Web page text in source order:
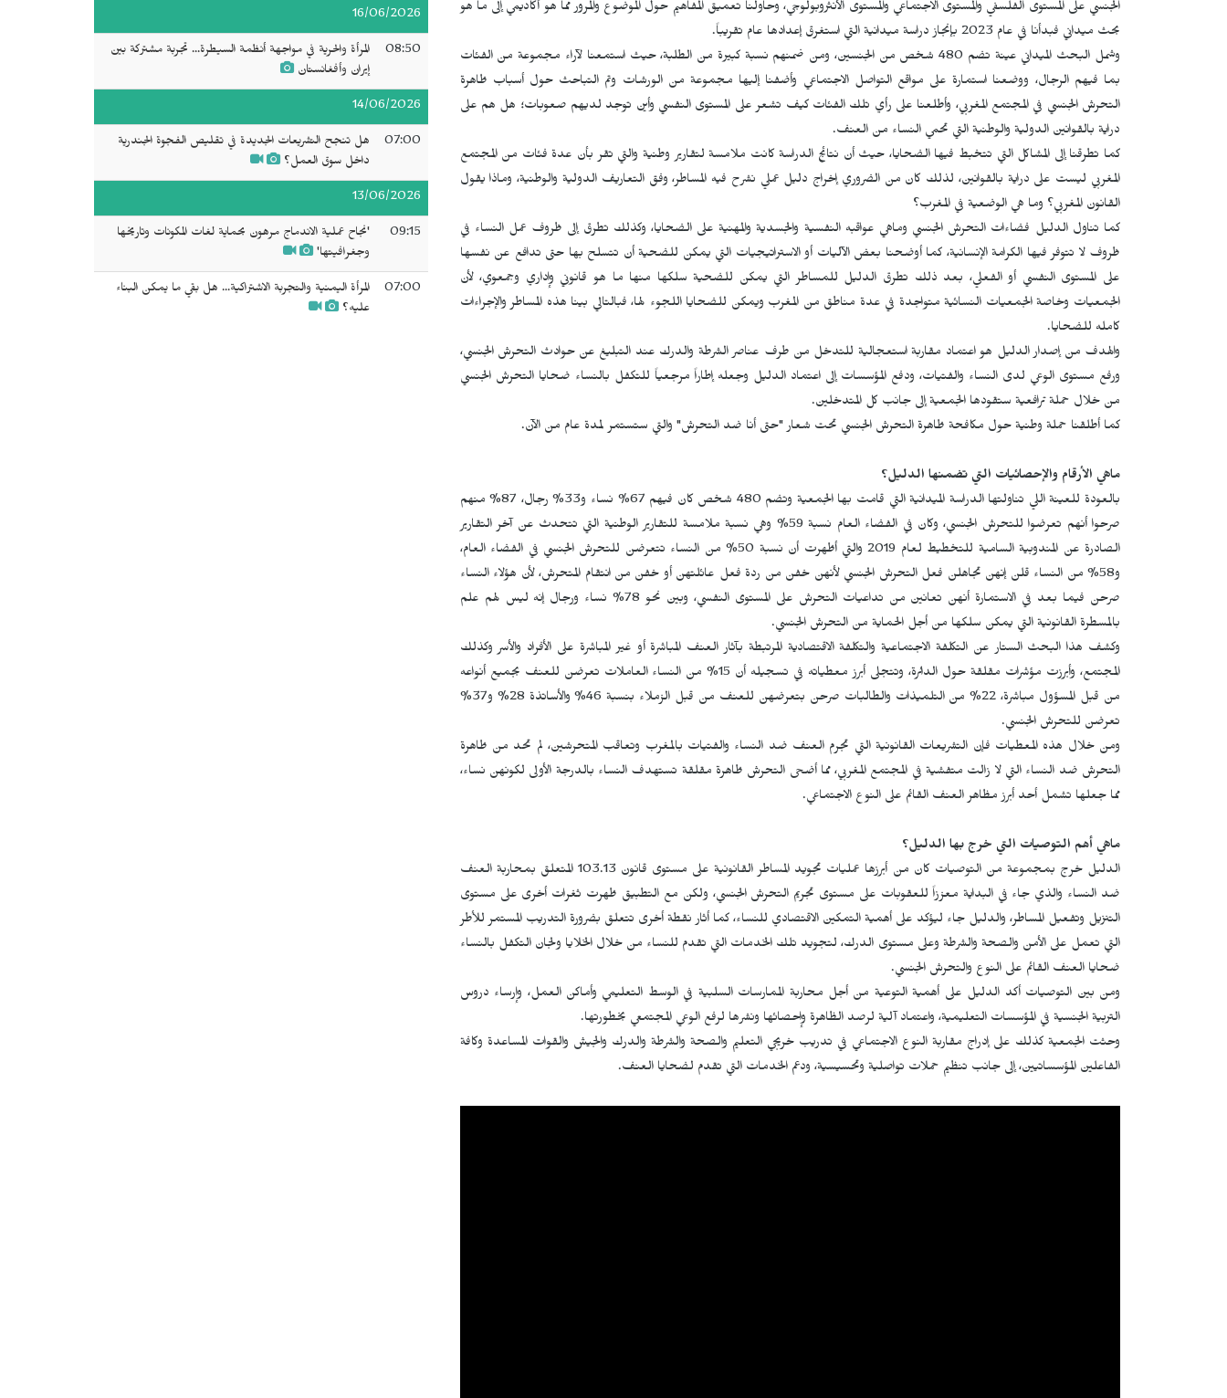
الجنسي على المستوى الفلسفي والمستوى الاجتماعي والمستوى الأنثروبولوجي، وحاولنا تعميق المفاهيم حول الموضوع والمرور مما هو أكاديمي إلى ما هو
بحث ميداني فبدأنا في عام 2023 بإنجاز دراسة ميدانية التي استغرق إعدادها عام تقريباً.
وشمل البحث الميداني عينة تضم 480 شخص من الجنسين، ومن ضمنهم نسبة كبيرة من الطلبة، حيث استمعنا لآراء مجموعة من الفئات
بما فيهم الرجال، ووضعنا استمارة على مواقع التواصل الاجتماعي وأضفنا إليها مجموعة من الورشات وتم التباحث حول أسباب ظاهرة
التحرش الجنسي في المجتمع المغربي، وأطلعنا على رأي تلك الفئات كيف تشعر على المستوى النفسي وأين توجد لديهم صعوبات؛ هل هم على
دراية بالقوانين الدولية والوطنية التي تحمي النساء من العنف.
كما تطرقنا إلى المشاكل التي تتخبط فيها الضحايا، حيث أن نتائج الدراسة كانت ملامسة لتقارير وطنية والتي تقر بأن عدة فئات من المجتمع
المغربي ليست على دراية بالقوانين، لذلك كان من الضروري إخراج دليل عملي نشرح فيه المساطر، وفق التعاريف الدولية والوطنية، وماذا يقول
القانون المغربي؟ وما هي الوضعية في المغرب؟
كما تناول الدليل فضاءات التحرش الجنسي وماهي عواقبه النفسية والجسدية والمهنية على الضحايا، وكذلك تطرق إلى ظروف عمل النساء في
ظروف لا تتوفر فيها الكرامة الإنسانية، كما أوضحنا بعض الآليات أو الاستراتيجيات التي يمكن للضحية أن تتسلح بها حتى تدافع عن نفسها
على المستوى النفسي أو الفعلي، بعد ذلك تطرق الدليل للمساطر التي يمكن للضحية سلكها منها ما هو قانوني وإداري وجمعوي، لأن
الجمعيات وخاصة الجمعيات النسائية متواجدة في عدة مناطق من المغرب ويمكن للضحايا اللجوء لها، فبالتالي بينا هذه المساطر والإجراءات
كامله للضحايا.
والهدف من إصدار الدليل هو اعتماد مقاربة استعجالية للتدخل من طرف عناصر الشرطة والدرك عند التبليغ عن حوادث التحرش الجنسي،
ورفع مستوى الوعي لدى النساء والفتيات، ودفع المؤسسات إلى اعتماد الدليل وجعله إطاراً مرجعياً للتكفل بالنساء ضحايا التحرش الجنسي
من خلال حملة ترافعية ستقودها الجمعية إلى جانب كل المتدخلين.
كما أطلقنا حملة وطنية حول مكافحة ظاهرة التحرش الجنسي تحت شعار "حتى أنا ضد التحرش" والتي ستستمر لمدة عام من الآن.
ماهي الأرقام والإحصائيات التي تضمنها الدليل؟
بالعودة للعينة اللي تناولتها الدراسة الميدانية التي قامت بها الجمعية وتضم 480 شخص كان فيهم 67% نساء و33% رجال، 87% منهم
صرحوا أنهم تعرضوا للتحرش الجنسي، وكان في الفضاء العام نسبة 59% وهي نسبة ملامسة للتقارير الوطنية التي تتحدث عن آخر التقارير
الصادرة عن المندوبية السامية للتخطيط لعام 2019 والتي أظهرت أن نسبة 50% من النساء تتعرضن للتحرش الجنسي في الفضاء العام،
و58% من النساء قلن إنهن تجاهلن فعل التحرش الجنسي لأنهن خفن من ردة فعل عائلتهن أو خفن من انتقام المتحرش، لأن هؤلاء النساء
صرحن فيما بعد في الاستمارة أنهن تعانين من تداعيات التحرش على المستوى النفسي، وبين نحو 78% نساء ورجال إنه ليس لهم علم
بالمسطرة القانونية التي يمكن سلكها من أجل الحماية من التحرش الجنسي.
وكشف هذا البحث الستار عن التكلفة الاجتماعية والتكلفة الاقتصادية المرتبطة بآثار العنف المباشرة أو غير المباشرة على الأفراد والأسر وكذلك
المجتمع، وأبرزت مؤشرات مقلقة حول الدائرة، وتتجلى أبرز معطياته في تسجيله أن 15% من النساء العاملات تعرضن للعنف بجميع أنواعه
من قبل المسؤول مباشرة، 22% من التلميذات والطالبات صرحن بتعرضهن للعنف من قبل الزملاء بنسبة 46% والأساتذة 28% و37%
تعرضن للتحرش الجنسي.
ومن خلال هذه المعطيات فإن التشريعات القانونية التي تجرم العنف ضد النساء والفتيات بالمغرب وتعاقب المتحرشين، لم تحد من ظاهرة
التحرش ضد النساء التي لا زالت متفشية في المجتمع المغربي، مما أضحى التحرش ظاهرة مقلقة تستهدف النساء بالدرجة الأولى لكونهن نساء،
مما جعلها تشمل أحد أبرز مظاهر العنف القائم على النوع الاجتماعي.
ماهي أهم التوصيات التي خرج بها الدليل؟
الدليل خرج بمجموعة من التوصيات كان من أبرزها عمليات تجويد المساطر القانونية على مستوى قانون 103.13 المتعلق بمحاربة العنف
ضد النساء والذي جاء في البداية معززاً للعقوبات على مستوى تجريم التحرش الجنسي، ولكن مع التطبيق ظهرت ثغرات أخرى على مستوى
التنزيل وتفعيل المساطر، والدليل جاء ليؤكد على أهمية التمكين الاقتصادي للنساء، كما أثار نقطة أخرى تتعلق بضرورة التدريب المستمر للأطر
التي تعمل على الأمن والصحة والشرطة وعلى مستوى الدرك، لتجويد تلك الخدمات التي تقدم للنساء من خلال الخلايا ولجان التكفل بالنساء
ضحايا العنف القائم على النوع والتحرش الجنسي.
ومن بين التوصيات أكد الدليل على أهمية التوعية من أجل محاربة الممارسات السلبية في الوسط التعليمي وأماكن العمل، وإرساء دروس
التربية الجنسية في المؤسسات التعليمية، واعتماد آلية لرصد الظاهرة وإحصائها ونشرها لرفع الوعي المجتمعي بخطورتها.
وحثت الجمعية كذلك على إدراج مقاربة النوع الاجتماعي في تدريب خريجي التعليم والصحة والشرطة والدرك والجيش والقوات المساعدة وكافة
الفاعلين المؤسساتيين، إلى جانب تنظيم حملات تواصلية وتحسيسية، ودعم الخدمات التي تقدم لضحايا العنف.
16/06/2026
08:50
المرأة والحرية في مواجهة أنظمة السيطرة... تجربة مشتركة بين
إيران وأفغانستان
14/06/2026
07:00
هل تنجح التشريعات الجديدة في تقليص الفجوة الجندرية
داخل سوق العمل؟
13/06/2026
09:15
'نجاح عملية الاندماج مرهون بحماية لغات المكونات وتاريخها
وجغرافيتها'
07:00
المرأة اليمنية والتجربة الاشتراكية... هل بقي ما يمكن البناء
عليه؟